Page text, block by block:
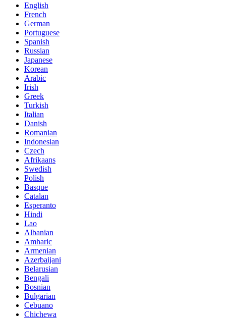
English
French
German
Portuguese
Spanish
Russian
Japanese
Korean
Arabic
Irish
Greek
Turkish
Italian
Danish
Romanian
Indonesian
Czech
Afrikaans
Swedish
Polish
Basque
Catalan
Esperanto
Hindi
Lao
Albanian
Amharic
Armenian
Azerbaijani
Belarusian
Bengali
Bosnian
Bulgarian
Cebuano
Chichewa